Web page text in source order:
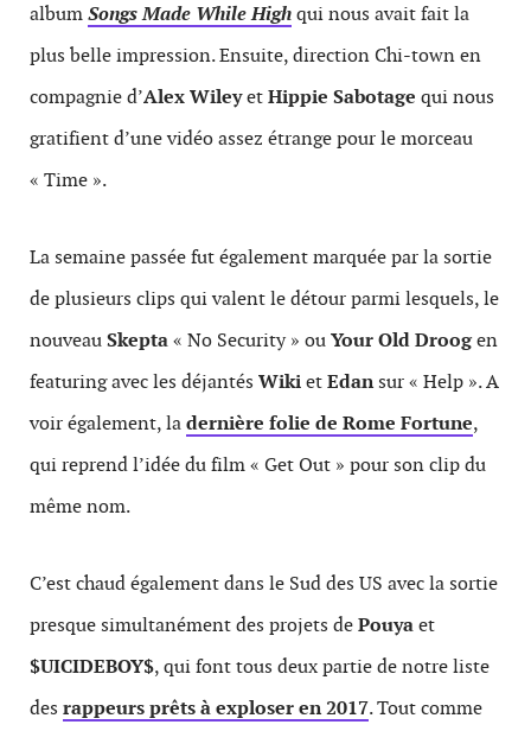
albumSongs Made While Highqui nous avait fait la
plus belle impression. Ensuite, direction Chi-town en
compagnie d’Alex WileyetHippie Sabotage qui nous
gratifient d’une vidéo assez étrange pour le morceau
« Time ».
La semaine passée fut également marquée par la sortie
de plusieurs clips qui valent le détour parmi lesquels, le
nouveauSkepta« No Security » ouYour Old Droogen
featuring avec les déjantés WikietEdansur « Help ». A
voir également, ladernière folie de Rome Fortune,
qui reprend l’idée du film « Get Out » pour son clip du
même nom.
C’est chaud également dans le Sud des US avec la sortie
presque simultanément des projets dePouyaet
$UICIDEBOY$, qui font tous deux partie de notre liste
des rappeurs prêts à exploser en 2017. Tout comme